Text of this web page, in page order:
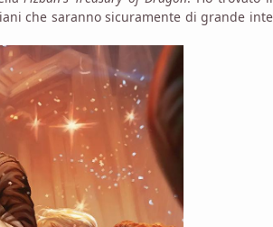
che saranno sicuramente di grande